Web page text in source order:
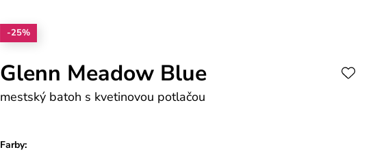
-25%
Glenn Meadow Blue
mestský batoh s kvetinovou potlačou
Farby: